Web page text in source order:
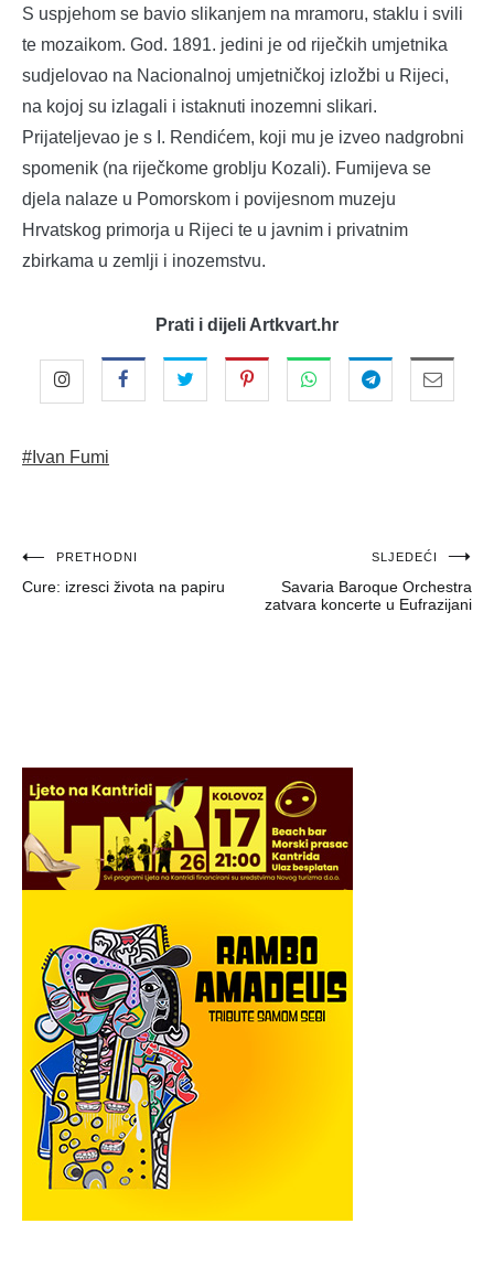
S uspjehom se bavio slikanjem na mramoru, staklu i svili
te mozaikom. God. 1891. jedini je od riječkih umjetnika
sudjelovao na Nacionalnoj umjetničkoj izložbi u Rijeci,
na kojoj su izlagali i istaknuti inozemni slikari.
Prijateljevao je s I. Rendićem, koji mu je izveo nadgrobni
spomenik (na riječkome groblju Kozali). Fumijeva se
djela nalaze u Pomorskom i povijesnom muzeju
Hrvatskog primorja u Rijeci te u javnim i privatnim
zbirkama u zemlji i inozemstvu.
Prati i dijeli Artkvart.hr
#Ivan Fumi
Navigacija
objava
PRETHODNI
Cure: izresci života na papiru
SLJEDEĆI
Savaria Baroque Orchestra
zatvara koncerte u Eufrazijani